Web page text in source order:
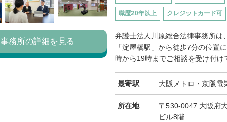
職歴20年以上 クレジットカード可
弁護士法人川原総合法律事務所は
「淀屋橋駅」から徒歩7分の位置
時から19時までご相談を受け付け
最寄駅 大阪メトロ・京阪電
所在地
〒530-0047 大阪府
ビル8階
事務所の詳細を見る